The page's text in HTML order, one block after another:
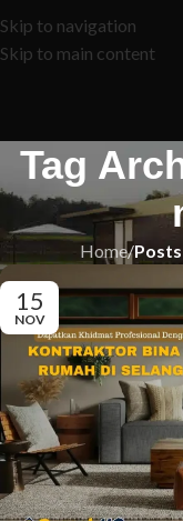
Skip to navigation
Skip to main content
Tag
Home/
15
NOV